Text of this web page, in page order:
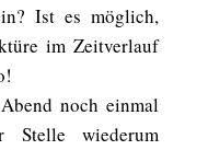
Ist es möglich,
im Zeitverlauf
noch einmal
Stelle wiederum